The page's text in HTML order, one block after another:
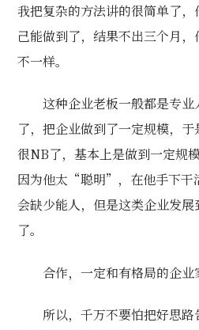
我把复杂的方法讲的很简单了
己能做到了，结果不出三个月
不一样。
这种企业老板一般都是专
了，把企业做到了一定规模，
很NB了，基本上是做到一定规
因为他太“聪明”，在他手下干
会缺少能人，但是这类企业发
了。
合作，一定和有格局的企业
所以，千万不要怕把好思